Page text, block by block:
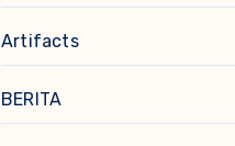
Artifacts
BERITA